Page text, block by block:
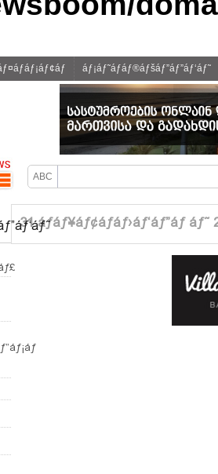
áƒ¡áƒ˜áƒáƒ®áƒšáƒ”áƒ”áƒ‘áƒ˜
31 áƒáƒ¥áƒ¢áƒáƒ›áƒ‘áƒ”áƒ áƒ˜